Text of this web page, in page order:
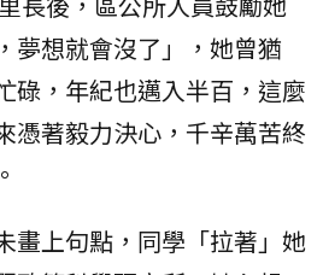
夢想就會沒了」，她曾猶
碌，年紀也邁入半百，這麼
憑著毅力決心，千辛萬苦終
畫上句點，同學「拉著」她